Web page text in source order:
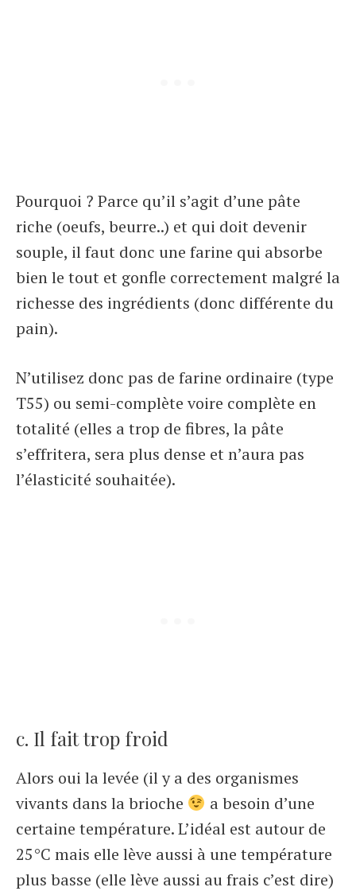
Pourquoi ? Parce qu’il s’agit d’une pâte
riche (oeufs, beurre..) et qui doit devenir
souple, il faut donc une farine qui absorbe
bien le tout et gonfle correctement malgré la
richesse des ingrédients (donc différente du
pain).
N’utilisez donc pas de farine ordinaire (type
T55) ou semi-complète voire complète en
totalité (elles a trop de fibres, la pâte
s’effritera, sera plus dense et n’aura pas
l’élasticité souhaitée).
c. Il fait trop froid
Alors oui la levée (il y a des organismes
vivants dans la brioche
a besoin d’une
certaine température. L’idéal est autour de
25°C mais elle lève aussi à une température
plus basse (elle lève aussi au frais c’est dire)